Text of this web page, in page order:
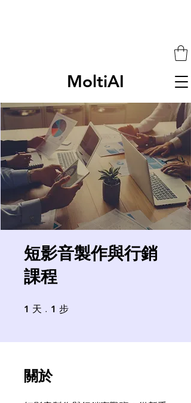
MoltiAI
短影音製作與行銷
課程
1 天 1 天1 步
關於